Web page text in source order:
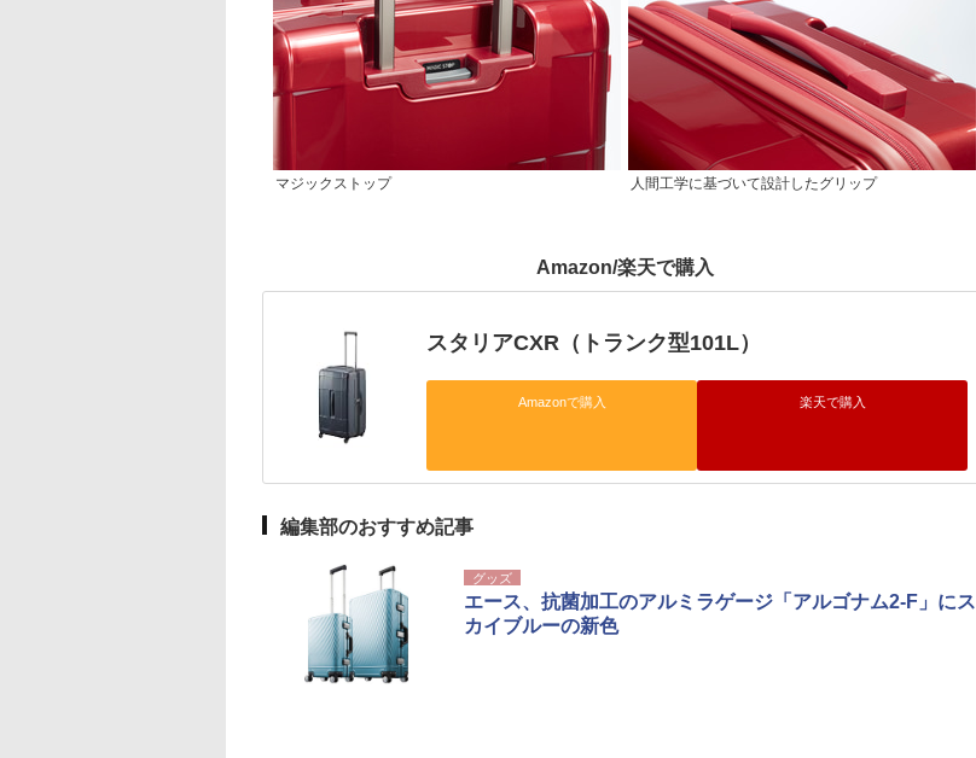
マジックストップ 人間工学に基づいて設計したグリップ
Amazon/楽天で購入
スタリアCXR（トランク型101L）
Amazonで購入 楽天で購入
編集部のおすすめ記事
グッズ
エース、抗菌加工のアルミラゲージ「アルゴナム2-F」にス
カイブルーの新色